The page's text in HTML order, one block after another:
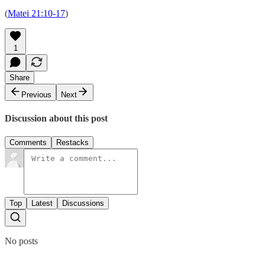
(Matei 21:10-17)
1
Share
Previous
Next
Discussion about this post
Comments Restacks
Top Latest Discussions
No posts